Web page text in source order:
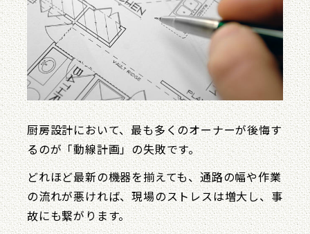
厨房設計において、最も多くのオーナーが後悔す
るのが「動線計画」の失敗です。
どれほど最新の機器を揃えても、通路の幅や作業
の流れが悪ければ、現場のストレスは増大し、事
故にも繋がります。